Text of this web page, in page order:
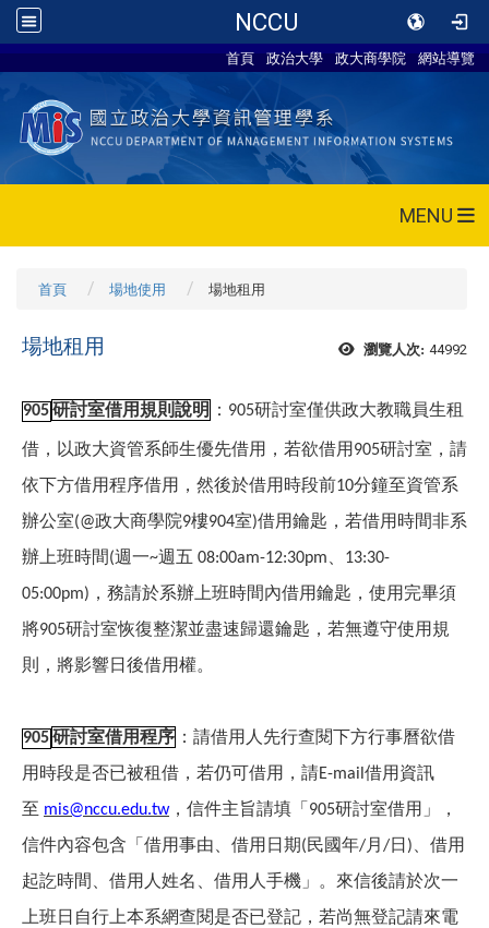
NCCU
首頁 政治大學 政大商學院 網站導覽
MENU
首頁 場地使用 場地租用
瀏覽人次: 44992
場地租用
905研討室借用規則說明 ： 905研討室僅供政大教職員生租
借，以政大資管系師生優先借用，若欲借用 905研討室，請
依下方借用程序借用，然後於借用時段前10分鐘至資管系
辦公室(@政大商學院9樓904室)借用鑰匙，若借用時間非系
辦上班時間(週一~週五 08:00am-12:30pm 13:30-
05:00pm) ，務請於系辦上班時間內借用鑰匙，使用完畢須
將905研討室恢復整潔並盡速歸還鑰匙，若無遵守使用規
則，將影響日後借用權。
905研討室借用程序 ：請借用人先行查閱下方行事曆欲借
用時段是否已被租借，若仍可借用，請E-mail借用資訊
至 mis@nccu.edu.tw，信件主旨請填「 905研討室借用」，
信件內容包含「借用事由、借用日期(民國年/月 /日 ) 、借用
起訖時間、借用人姓名、借用人手機」。來信後請於次一
上班日自行上本系網查閱是否已登記，若尚無登記請來電